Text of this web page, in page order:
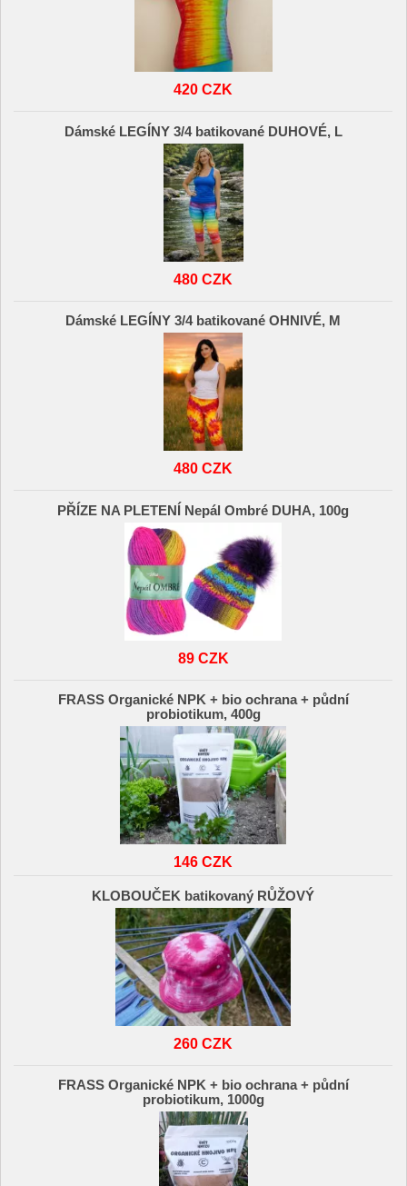
420 CZK
Dámské LEGÍNY 3/4 batikované DUHOVÉ, L
480 CZK
Dámské LEGÍNY 3/4 batikované OHNIVÉ, M
480 CZK
PŘÍZE NA PLETENÍ Nepál Ombré DUHA, 100g
89 CZK
FRASS Organické NPK + bio ochrana + půdní
probiotikum, 400g
146 CZK
KLOBOUČEK batikovaný RŮŽOVÝ
260 CZK
FRASS Organické NPK + bio ochrana + půdní
probiotikum, 1000g